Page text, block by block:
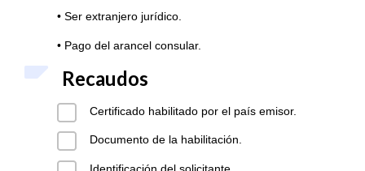
• Ser extranjero jurídico.
• Pago del arancel consular.
Recaudos
Certificado habilitado por el país emisor.
Documento de la habilitación.
Identificación del solicitante.